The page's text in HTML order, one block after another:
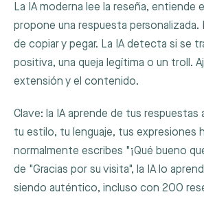
La IA moderna lee la reseña, entiende
propone una respuesta personalizada.
de copiar y pegar. La IA detecta si se
positiva, una queja legítima o un troll.
extensión y el contenido.
Clave: la IA aprende de tus
tu estilo, tu lenguaje, tus expresiones
normalmente escribes "¡Qué bueno
de "Gracias por su visita", la IA lo
siendo auténtico, incluso con 200